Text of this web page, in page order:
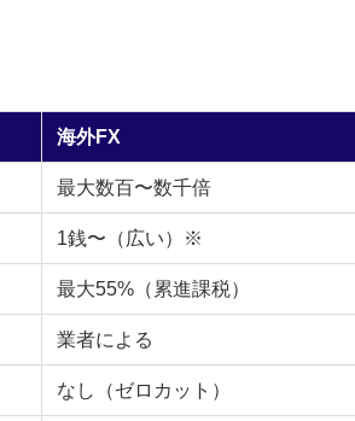
海外FX
最大数百〜数千倍
1銭〜（広い）※
最大55%（累進課税）
業者による
なし（ゼロカット）